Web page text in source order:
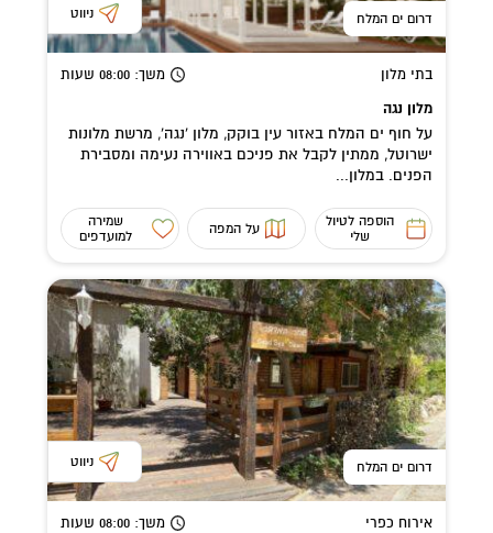
דרום ים המלח ניווט
בתי מלון משך: 08:00 שעות
מלון נגה
על חוף ים המלח באזור עין בוקק, מלון 'נגה', מרשת מלונות
ישרוטל, ממתין לקבל את פניכם באווירה נעימה ומסבירת
הפנים. במלון...
הוספה לטיול
שלי
על המפה
שמירה
למועדפים
דרום ים המלח ניווט
אירוח כפרי משך: 08:00 שעות